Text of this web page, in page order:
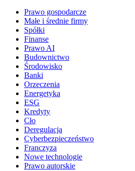
Prawo gospodarcze
Małe i średnie firmy
Spółki
Finanse
Prawo AI
Budownictwo
Środowisko
Banki
Orzeczenia
Energetyka
ESG
Kredyty
Cło
Deregulacja
Cyberbezpieczeństwo
Franczyza
Nowe technologie
Prawo autorskie